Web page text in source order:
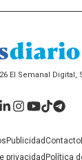
El Semanal Digital,
PublicidadContacto
privacidad Política
Twitter
LinkedIn
Instagram
YouTube
TikTok